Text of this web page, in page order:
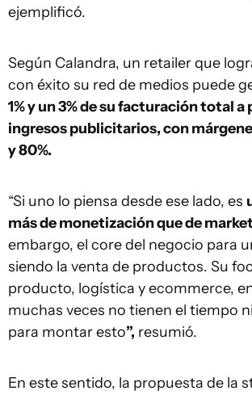
ejemplificó.
Según Calandra, un retailer que
con éxito su red de medios puede
1% y un 3% de su facturación total a
ingresos publicitarios, con
y 80%.
“Si uno lo piensa desde ese lado, es
más de monetización que de
embargo, el core del negocio para
siendo la venta de productos. Su
producto, logística y ecommerce,
muchas veces no tienen el tiempo
para montar esto”, resumió.
En este sentido, la propuesta de la